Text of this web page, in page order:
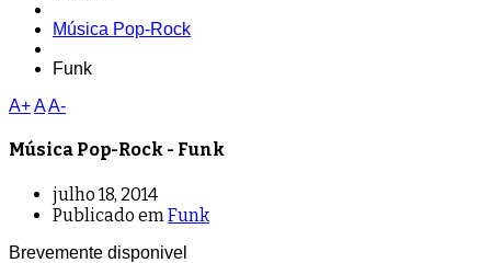
Música Pop-Rock
Funk
A+AA-
Música Pop-Rock - Funk
julho 18, 2014
Publicado em Funk
Brevemente disponivel